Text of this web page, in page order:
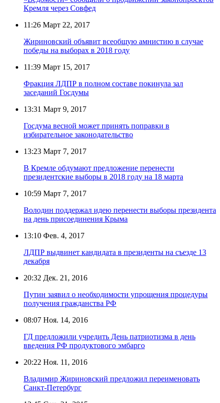
Кремля через Совфед
11:26 Март 22, 2017
Жириновский объявит всеобщую амнистию в случае
победы на выборах в 2018 году
11:39 Март 15, 2017
Фракция ЛДПР в полном составе покинула зал
заседаний Госдумы
13:31 Март 9, 2017
Госдума весной может принять поправки в
избирательное законодательство
13:23 Март 7, 2017
В Кремле обдумают предложение перенести
президентские выборы в 2018 году на 18 марта
10:59 Март 7, 2017
Володин поддержал идею перенести выборы президента
на день присоединения Крыма
13:10 Фев. 4, 2017
ЛДПР выдвинет кандидата в президенты на съезде 13
декабря
20:32 Дек. 21, 2016
Путин заявил о необходимости упрощения процедуры
получения гражданства РФ
08:07 Ноя. 14, 2016
ГД предложили учредить День патриотизма в день
введения РФ продуктового эмбарго
20:22 Ноя. 11, 2016
Владимир Жириновский предложил переименовать
Санкт-Петербург